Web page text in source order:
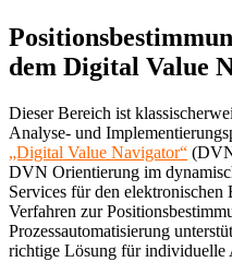
dem Digital Value
Dieser Bereich ist
Analyse- und
„Digital Value Navigator“
DVN Orientierung im
Services für den elektronischen
Verfahren zur
Prozessautomatisierung
richtige Lösung für individuelle